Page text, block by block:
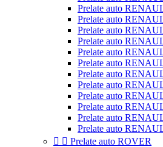
Prelate auto
Prelate auto
Prelate auto
Prelate auto
Prelate auto
Prelate auto
Prelate auto
Prelate auto
Prelate auto
Prelate auto
Prelate auto
Prelate auto
  Prelate auto ROVER